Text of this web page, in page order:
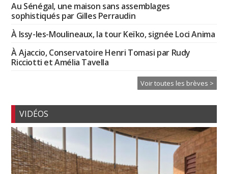
Au Sénégal, une maison sans assemblages
sophistiqués par Gilles Perraudin
À Issy-les-Moulineaux, la tour Keïko, signée Loci Anima
À Ajaccio, Conservatoire Henri Tomasi par Rudy
Ricciotti et Amélia Tavella
Voir toutes les brèves >
VIDÉOS